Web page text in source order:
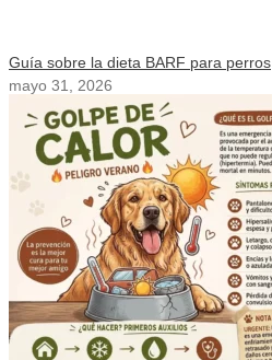
Guía sobre la dieta BARF para perros
mayo 31, 2026